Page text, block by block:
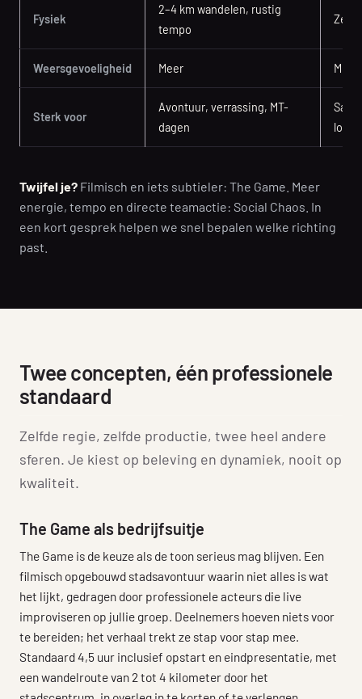
Fysiek
2–4 km wandelen, rustig
tempo
Zeer
Weersgevoeligheid Meer
Sterk voor
Avontuur, verrassing, MT-
dagen
Twijfel je? Filmisch en iets subtieler: The Game. Meer
energie, tempo en directe teamactie: Social Chaos. In
een kort gesprek helpen we snel bepalen welke richting
past.
Twee concepten, één professionele
standaard
Zelfde regie, zelfde productie, twee heel andere
sferen. Je kiest op beleving en dynamiek, nooit op
kwaliteit.
The Game als bedrijfsuitje
The Game is de keuze als de toon serieus mag blijven. Een
filmisch opgebouwd stadsavontuur waarin niet alles is wat
het lijkt, gedragen door professionele acteurs die live
improviseren op jullie groep. Deelnemers hoeven niets voor
te bereiden; het verhaal trekt ze stap voor stap mee.
Standaard 4,5 uur inclusief opstart en eindpresentatie, met
een wandelroute van 2 tot 4 kilometer door het